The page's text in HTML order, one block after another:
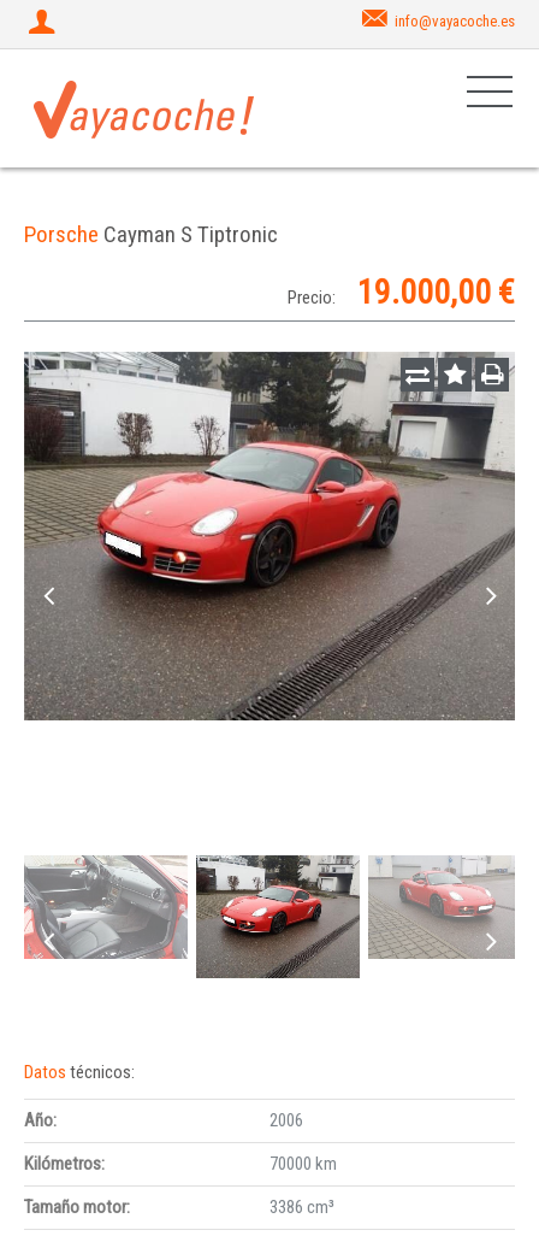
info@vayacoche.es
Porsche Cayman S Tiptronic
Precio: 19.000,00 €
Datos técnicos:
Año:
2006
Kilómetros:
70000 km
Tamaño motor:
3386 cm³